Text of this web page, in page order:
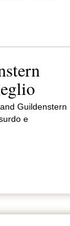
Guildenstern
e